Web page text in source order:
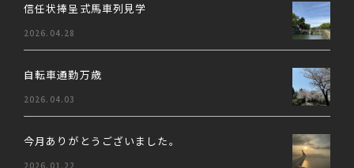
信任状捧呈式馬車列見学
2026.04.28
自転車通勤万歳
2026.04.03
今月ありがとうございました。
2026.01.22